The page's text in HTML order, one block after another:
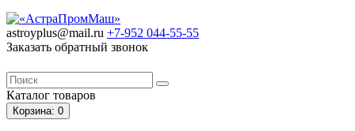
astroyplus@mail.ru +7-952 044-55-55
Заказать обратный звонок
Каталог товаров
Корзина: 0